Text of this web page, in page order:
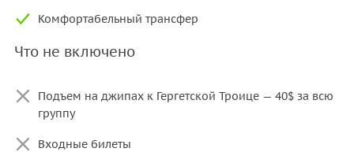
Комфортабельный трансфер
Что не включено
Подъем на джипах к Гергетской Троице — 40$ за всю
группу
Входные билеты